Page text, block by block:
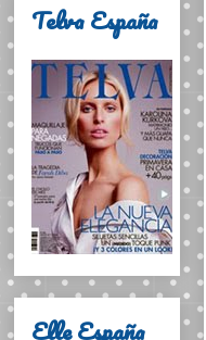
Telva España
Elle España